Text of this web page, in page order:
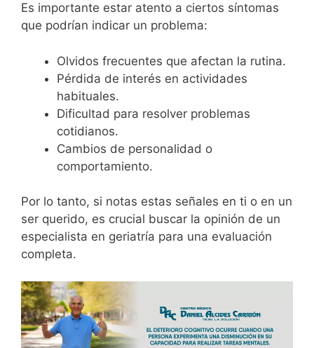
Es importante estar atento a ciertos síntomas
que podrían indicar un problema:
Olvidos frecuentes que afectan la rutina.
Pérdida de interés en actividades
habituales.
Dificultad para resolver problemas
cotidianos.
Cambios de personalidad o
comportamiento.
Por lo tanto, si notas estas señales en ti o en un
ser querido, es crucial buscar la opinión de un
especialista en geriatría para una evaluación
completa.